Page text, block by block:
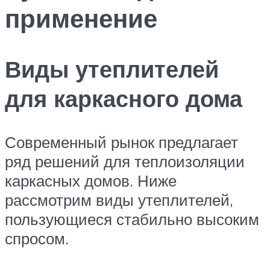
применение
Виды утеплителей
для каркасного дома
Современный рынок предлагает
ряд решений для теплоизоляции
каркасных домов. Ниже
рассмотрим виды утеплителей,
пользующиеся стабильно высоким
спросом.